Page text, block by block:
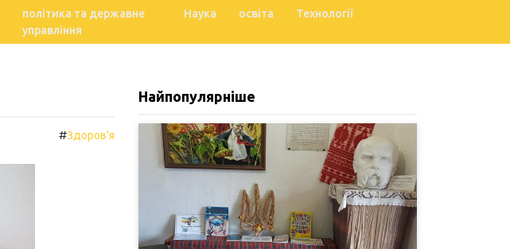
політика та державне
управління
Наука освіта Технології
#Здоров'я
Найпопулярніше